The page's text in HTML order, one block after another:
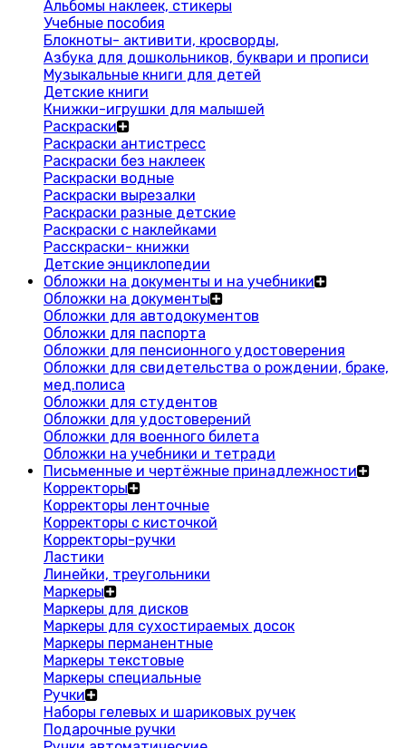
Альбомы наклеек, стикеры
Учебные пособия
Блокноты- активити, кросворды,
Азбука для дошкольников, буквари и прописи
Музыкальные книги для детей
Детские книги
Книжки-игрушки для малышей
Раскраски
Раскраски антистресс
Раскраски без наклеек
Раскраски водные
Раскраски вырезалки
Раскраски разные детские
Раскраски с наклейками
Расскраски- книжки
Детские энциклопедии
Обложки на документы и на учебники
Обложки на документы
Обложки для автодокументов
Обложки для паспорта
Обложки для пенсионного удостоверения
Обложки для свидетельства о рождении, браке,
мед.полиса
Обложки для студентов
Обложки для удостоверений
Обложки для военного билета
Обложки на учебники и тетради
Письменные и чертёжные принадлежности
Корректоры
Корректоры ленточные
Корректоры с кисточкой
Корректоры-ручки
Ластики
Линейки, треугольники
Маркеры
Маркеры для дисков
Маркеры для сухостираемых досок
Маркеры перманентные
Маркеры текстовые
Маркеры специальные
Ручки
Наборы гелевых и шариковых ручек
Подарочные ручки